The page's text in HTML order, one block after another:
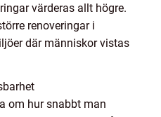
värderas allt högre.
renoveringar i
där människor vistas
om hur snabbt man